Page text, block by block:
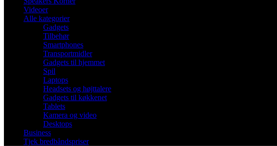
Videoer
Alle kategorier
Gadgets
Tilbehør
Smartphones
Transportmidler
Gadgets til hjemmet
Spil
Laptops
Headsets og højttalere
Gadgets til køkkenet
Tablets
Kamera og video
Desktops
Business
Tjek bredbåndspriser